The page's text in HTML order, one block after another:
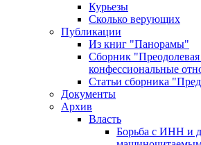
Курьезы
Сколько верующих
Публикации
Из книг "Панорамы"
Сборник "Преодолевая
конфессиональные
Статьи сборника
Документы
Архив
Власть
Борьба с ИНН и